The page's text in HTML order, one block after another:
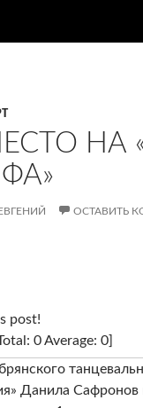
НА
ОСТАВИТЬ
post!
0Average: 0]
Данила Сафронов